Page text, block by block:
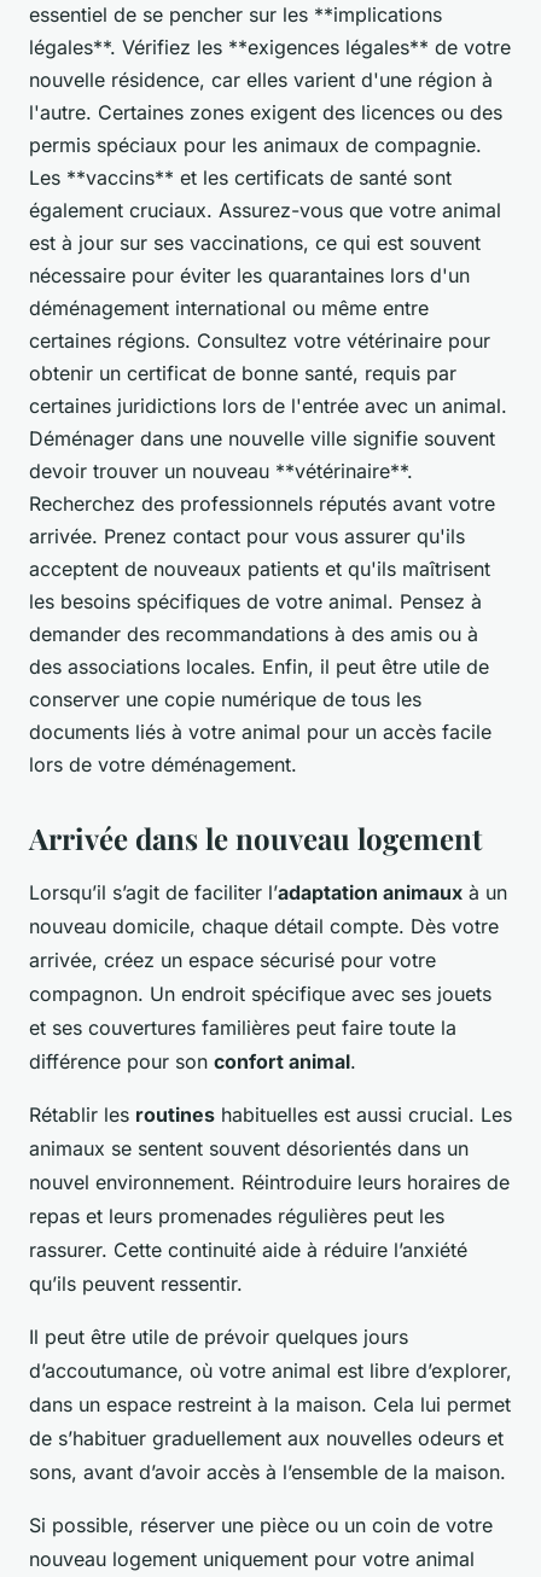
essentiel de se pencher sur les **implications
légales**. Vérifiez les **exigences légales** de votre
nouvelle résidence, car elles varient d'une région à
l'autre. Certaines zones exigent des licences ou des
permis spéciaux pour les animaux de compagnie.
Les **vaccins** et les certificats de santé sont
également cruciaux. Assurez-vous que votre animal
est à jour sur ses vaccinations, ce qui est souvent
nécessaire pour éviter les quarantaines lors d'un
déménagement international ou même entre
certaines régions. Consultez votre vétérinaire pour
obtenir un certificat de bonne santé, requis par
certaines juridictions lors de l'entrée avec un animal.
Déménager dans une nouvelle ville signifie souvent
devoir trouver un nouveau **vétérinaire**.
Recherchez des professionnels réputés avant votre
arrivée. Prenez contact pour vous assurer qu'ils
acceptent de nouveaux patients et qu'ils maîtrisent
les besoins spécifiques de votre animal. Pensez à
demander des recommandations à des amis ou à
des associations locales. Enfin, il peut être utile de
conserver une copie numérique de tous les
documents liés à votre animal pour un accès facile
lors de votre déménagement.
Arrivée dans le nouveau logement
Lorsqu’il s’agit de faciliter l’adaptation animaux à un
nouveau domicile, chaque détail compte. Dès votre
arrivée, créez un espace sécurisé pour votre
compagnon. Un endroit spécifique avec ses jouets
et ses couvertures familières peut faire toute la
différence pour son confort animal.
Rétablir les routines habituelles est aussi crucial. Les
animaux se sentent souvent désorientés dans un
nouvel environnement. Réintroduire leurs horaires de
repas et leurs promenades régulières peut les
rassurer. Cette continuité aide à réduire l’anxiété
qu’ils peuvent ressentir.
Il peut être utile de prévoir quelques jours
d’accoutumance, où votre animal est libre d’explorer,
dans un espace restreint à la maison. Cela lui permet
de s’habituer graduellement aux nouvelles odeurs et
sons, avant d’avoir accès à l’ensemble de la maison.
Si possible, réserver une pièce ou un coin de votre
nouveau logement uniquement pour votre animal